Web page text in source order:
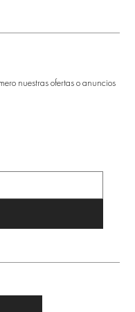
nuestras ofertas o anuncios